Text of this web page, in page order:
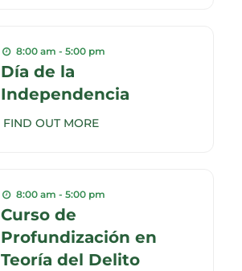
8:00 am - 5:00 pm
Día de la
Independencia
FIND OUT MORE
8:00 am - 5:00 pm
Curso de
Profundización en
Teoría del Delito